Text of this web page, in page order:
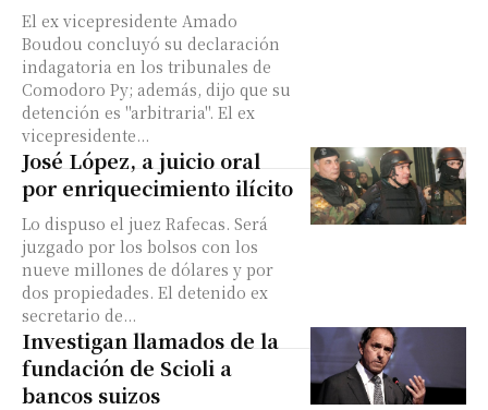
El ex vicepresidente Amado
Boudou concluyó su declaración
indagatoria en los tribunales de
Comodoro Py; además, dijo que su
detención es "arbitraria". El ex
vicepresidente...
José López, a juicio oral
por enriquecimiento ilícito
Lo dispuso el juez Rafecas. Será
juzgado por los bolsos con los
nueve millones de dólares y por
dos propiedades. El detenido ex
secretario de...
Investigan llamados de la
fundación de Scioli a
bancos suizos